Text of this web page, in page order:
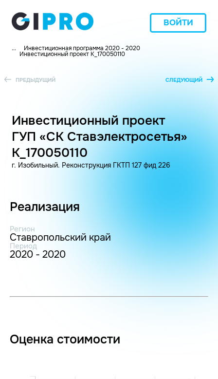
ВОЙТИ
... Инвестиционная программа 2020 - 2020
Инвестиционный проект K_170050110
ПРЕДЫДУЩИЙ СЛЕДУЮЩИЙ
Инвестиционный проект
ГУП «СК Ставэлектросетья»
K_170050110
г. Изобильный. Реконструкция ГКТП 127 фид 226
Реализация
Регион
Ставропольский край
Период
2020 - 2020
Оценка стоимости